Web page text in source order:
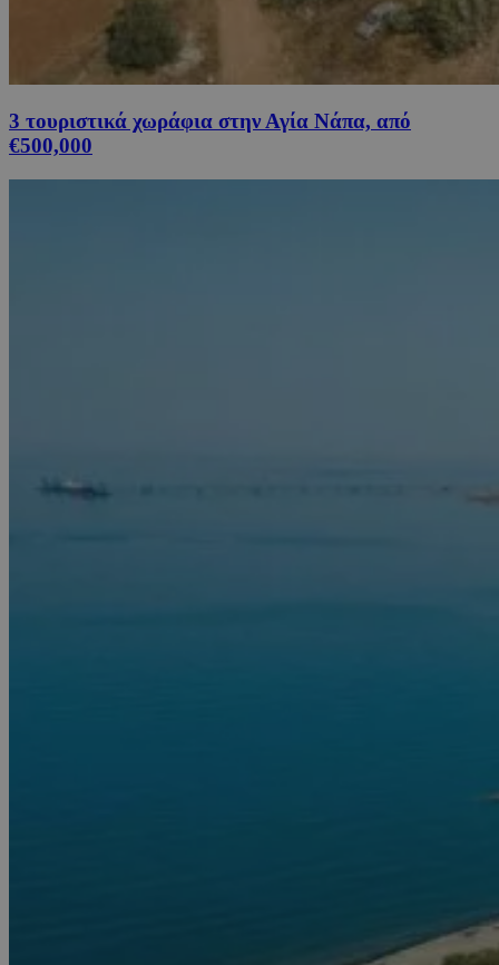
3 τουριστικά χωράφια στην Αγία Νάπα, από
€500,000